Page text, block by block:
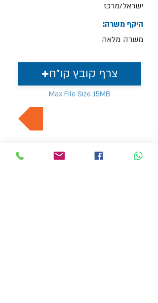
ישראל/מרכז
היקף משרה:
משרה מלאה
צרף קובץ קו"ח
Max File Size 15MB